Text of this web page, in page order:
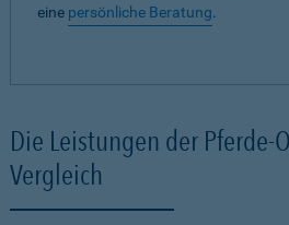
eine persönliche Beratung.
Die Leistungen der Pferde-
Vergleich